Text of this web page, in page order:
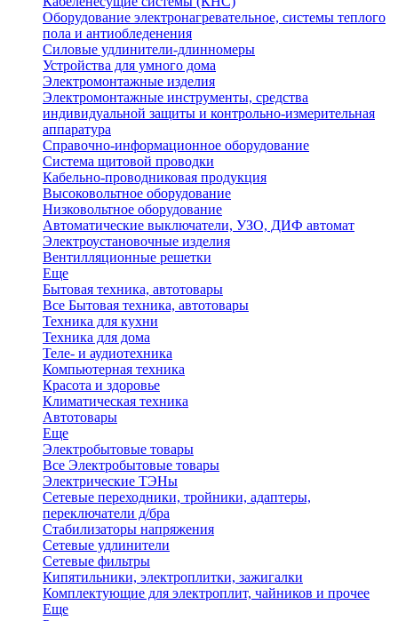
Оборудование электронагревательное, системы теплого
пола и антиобледенения
Силовые удлинители-длинномеры
Устройства для умного дома
Электромонтажные изделия
Электромонтажные инструменты, средства
индивидуальной защиты и контрольно-измерительная
аппаратура
Справочно-информационное оборудование
Система щитовой проводки
Кабельно-проводниковая продукция
Высоковольтное оборудование
Низковольтное оборудование
Автоматические выключатели, УЗО, ДИФ автомат
Электроустановочные изделия
Вентилляционные решетки
Еще
Бытовая техника, автотовары
Все Бытовая техника, автотовары
Техника для кухни
Техника для дома
Теле- и аудиотехника
Компьютерная техника
Красота и здоровье
Климатическая техника
Автотовары
Еще
Электробытовые товары
Все Электробытовые товары
Электрические ТЭНы
Сетевые переходники, тройники, адаптеры,
переключатели д/бра
Стабилизаторы напряжения
Сетевые удлинители
Сетевые фильтры
Кипятильники, электроплитки, зажигалки
Комплектующие для электроплит, чайников и прочее
Еще